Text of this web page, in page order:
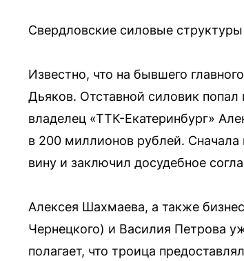
Свердловские силовые
Известно, что на бывшего
Дьяков. Отставной силовик попал
владелец «ТТК-Екатеринбург»
в 200 миллионов рублей. Сначала
вину и заключил досудебное
Алексея Шахмаева, а также
Чернецкого) и Василия Петрова
полагает, что троица